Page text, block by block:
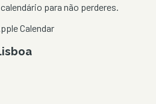
para não perderes.
Calendar